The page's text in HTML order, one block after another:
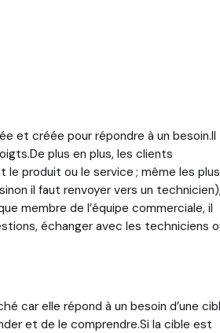
et créée pour répondre à un besoin.Il
plus en plus, les clients
produit ou le service ; même les plus
il faut renvoyer vers un technicien),
membre de l’équipe commerciale, il
échanger avec les techniciens
car elle répond à un besoin d’une
et de le comprendre.Si la cible est